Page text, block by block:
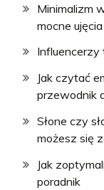
Minimalizm
mocne ujęcia
Influencerzy
Jak czytać
przewodnik
Słone czy
możesz się
Jak
poradnik